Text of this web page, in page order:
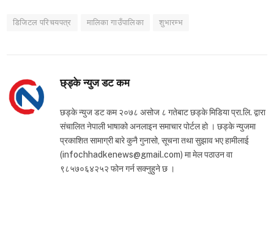
डिजिटल परिचयपत्र मालिका गाउँपालिका शुभारम्भ
छ्ड्के न्युज डट कम
छड्के न्युज डट कम २०७८ असोज ८ गतेबाट छड्के मिडिया प्रा.लि. द्वारा
संचालित नेपाली भाषाको अनलाइन समाचार पोर्टल हो । छड्के न्युजमा
प्रकाशित सामाग्री बारे कुनै गुनासो, सूचना तथा सुझाव भए हामीलाई
(infochhadkenews@gmail.com) मा मेल पठाउन वा
९८५७०६४२५२ फोन गर्न सक्नुहुने छ ।